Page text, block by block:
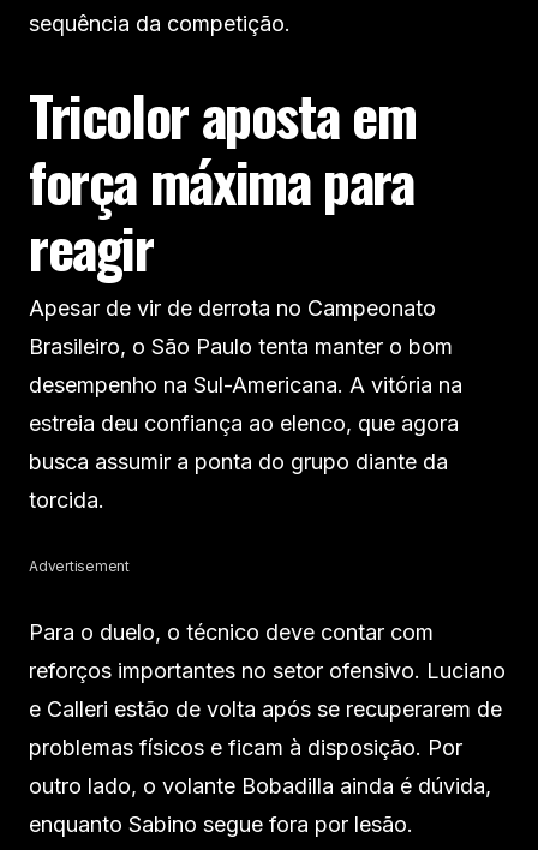
sequência da competição.
Tricolor aposta em
força máxima para
reagir
Apesar de vir de derrota no Campeonato
Brasileiro, o São Paulo tenta manter o bom
desempenho na Sul-Americana. A vitória na
estreia deu confiança ao elenco, que agora
busca assumir a ponta do grupo diante da
torcida.
Advertisement
Para o duelo, o técnico deve contar com
reforços importantes no setor ofensivo. Luciano
e Calleri estão de volta após se recuperarem de
problemas físicos e ficam à disposição. Por
outro lado, o volante Bobadilla ainda é dúvida,
enquanto Sabino segue fora por lesão.